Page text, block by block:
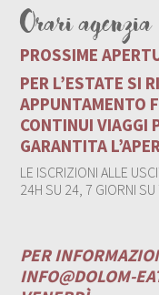
Orari agenzia
PROSSIME
PER L’ESTATE SI
APPUNTAMENTO
CONTINUI VIAGGI
GARANTITA
LE ISCRIZIONI ALLE
24H SU 24, 7 GIORNI SU
PER
INFO@DOLOM-